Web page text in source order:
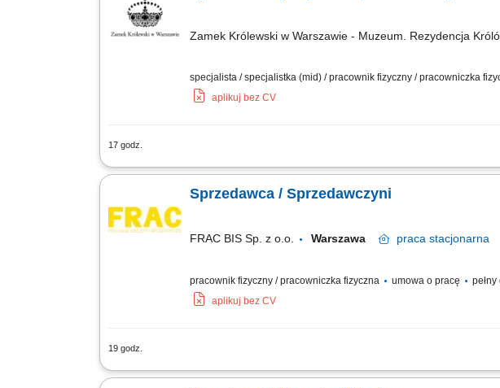
Zamek Królewski w Warszawie - Muzeum. Rezydencja
specjalista / specjalistka (mid) / pracownik fizyczny / pracowniczka
aplikuj bez CV
17 godz.
Nasz sklep muzealny jest częścią odwiedzin w Zamku – oferujemy
Sprzedawca / Sprzedawczyni
FRAC BIS Sp. z o.o. Warszawa praca stacjonarna
pracownik fizyczny / pracowniczka fizyczna umowa o pracę pełny
aplikuj bez CV
19 godz.
Prowadzenie sprzedaży i obsługa kasy fiskalnej; Wykładanie